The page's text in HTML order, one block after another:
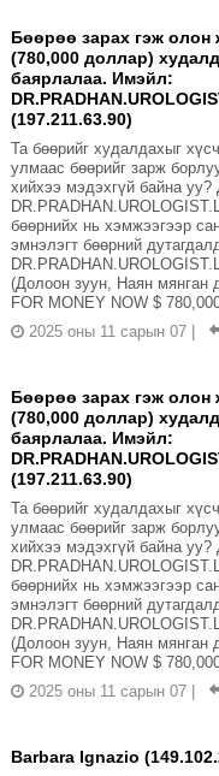
Бөөрөө зарах гэж олон
(780,000 доллар)
баярлалаа. Имэйл:
(197.211.63.90)
Та бөөрийг худалдахыг
улмаас бөөрийг зарж
хийхээ мэдэхгүй байна
бөөрнийх нь хэмжээгээр
эмнэлэгт бөөрний
(Долоон зуун, Наян мянган
FOR MONEY NOW $
2025 оны 11 сарын 07
Бөөрөө зарах гэж олон
(780,000 доллар)
баярлалаа. Имэйл:
(197.211.63.90)
Та бөөрийг худалдахыг
улмаас бөөрийг зарж
хийхээ мэдэхгүй байна
бөөрнийх нь хэмжээгээр
эмнэлэгт бөөрний
(Долоон зуун, Наян мянган
FOR MONEY NOW $
2025 оны 11 сарын 07
Barbara Ignazio